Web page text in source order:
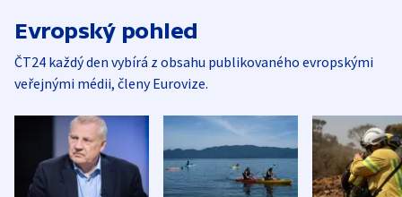
Evropský pohled
ČT24 každý den vybírá z obsahu publikovaného evropskými
veřejnými médii, členy Eurovize.